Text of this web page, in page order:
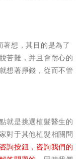
想，其目的是為了
苦難，并且會耐心的
想著掙錢，從而不管
就是挑選植髮醫生的
對于其他植髮相關問
詢按鈕，咨詢我們的